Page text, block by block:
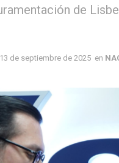
de
13 de septiembre de 2025 en